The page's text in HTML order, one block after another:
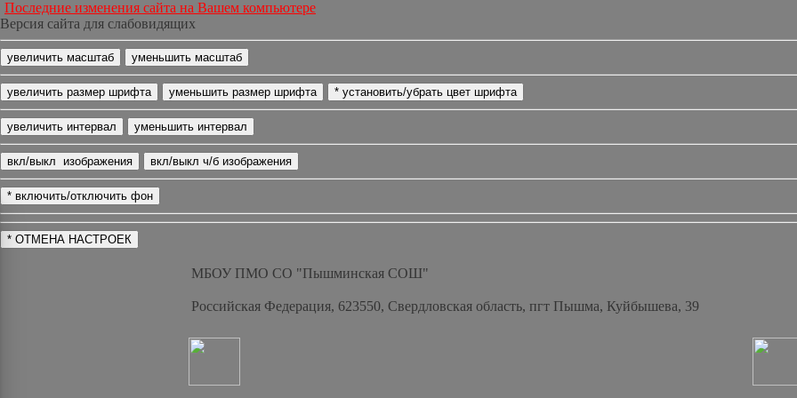
Последние изменения сайта на Вашем компьютере
Версия сайта для слабовидящих
МБОУ ПМО СО "Пышминская СОШ"
Российская Федерация, 623550, Свердловская область, пгт Пышма, Куйбышева, 39